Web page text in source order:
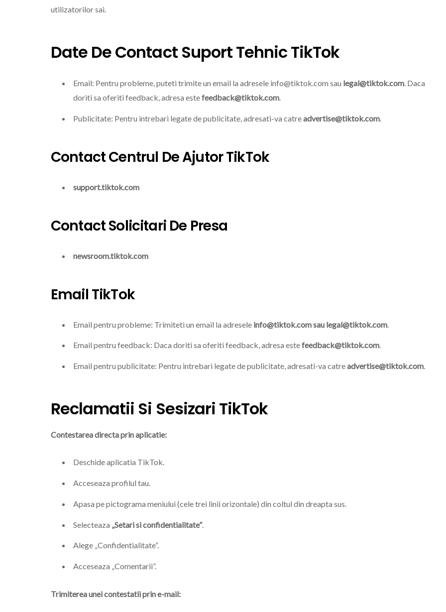
utilizatorilor sai.
Date De Contact Suport Tehnic TikTok
Email: Pentru probleme, puteti trimite un email la adresele info@tiktok.com sau legal@tiktok.com . Daca
doriti sa oferiti feedback, adresa estefeedback@tiktok.com
Publicitate: Pentru intrebari legate de publicitate, adresati-va catreadvertise@tiktok.com
Contact Centrul De Ajutor TikTok
support.tiktok.com
Contact Solicitari De Presa
newsroom.tiktok.com
Email TikTok
Email pentru probleme: Trimiteti un email la adresele info@tiktok.comsau legal@tiktok.com
Email pentru feedback: Daca doriti sa oferiti feedback, adresa estefeedback@tiktok.com.
Email pentru publicitate: Pentru intrebari legate de publicitate, adresati-va catreadvertise@tiktok.com.
Reclamatii Si Sesizari TikTok
Contestarea directa prin aplicatie:
Deschide aplicatia TikTok.
Acceseaza profilul tau.
Apasa pe pictograma meniului (cele trei linii orizontale) din coltul din dreapta sus.
Selecteaza „Setari si confidentialitate”
Alege „Confidentialitate”.
Acceseaza „Comentarii”.
Trimiterea unei contestatii prin e-mail:
Distrigaz Sud Retele